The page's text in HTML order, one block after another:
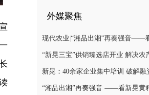
外媒聚焦